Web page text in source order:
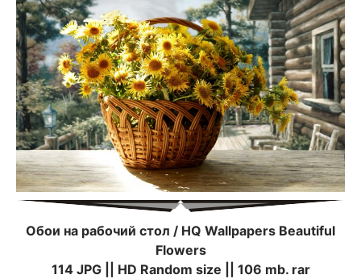
Обои на рабочий стол / HQ Wallpapers Beautiful
Flowers
114 JPG || HD Random size || 106 mb. rar